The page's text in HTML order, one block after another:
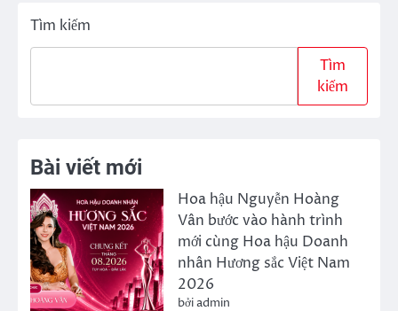
Tìm kiếm
Tìm
kiếm
Bài viết mới
Hoa hậu Nguyễn Hoàng
Vân bước vào hành trình
mới cùng Hoa hậu Doanh
nhân Hương sắc Việt Nam
2026
bởi admin